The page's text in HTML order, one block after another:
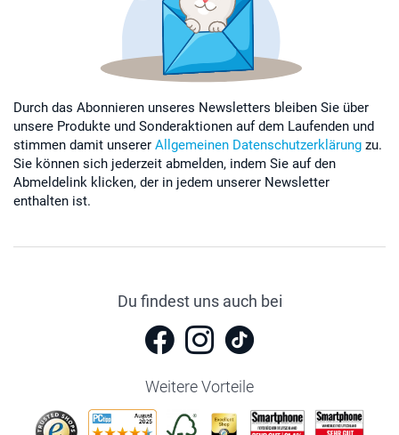
Durch das Abonnieren unseres Newsletters bleiben Sie über
unsere Produkte und Sonderaktionen auf dem Laufenden und
stimmen damit unserer Allgemeinen Datenschutzerklärung zu.
Sie können sich jederzeit abmelden, indem Sie auf den
Abmeldelink klicken, der in jedem unserer Newsletter
enthalten ist.
Du findest uns auch bei
Weitere Vorteile